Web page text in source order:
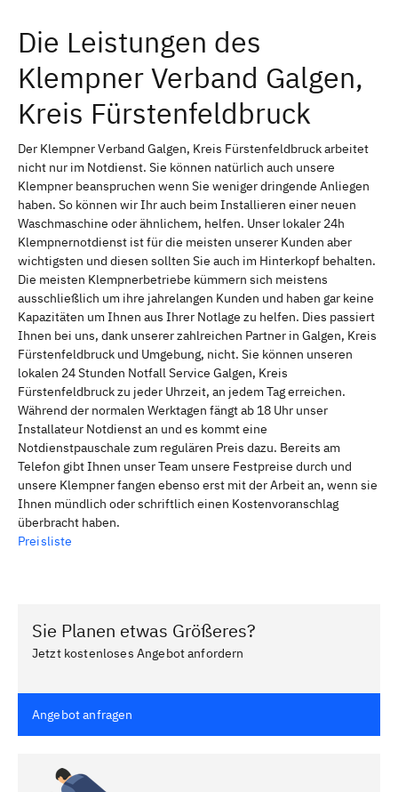
Die Leistungen des
Klempner Verband Galgen,
Kreis Fürstenfeldbruck
Der Klempner Verband Galgen, Kreis Fürstenfeldbruck arbeitet
nicht nur im Notdienst. Sie können natürlich auch unsere
Klempner beanspruchen wenn Sie weniger dringende Anliegen
haben. So können wir Ihr auch beim Installieren einer neuen
Waschmaschine oder ähnlichem, helfen. Unser lokaler 24h
Klempnernotdienst ist für die meisten unserer Kunden aber
wichtigsten und diesen sollten Sie auch im Hinterkopf behalten.
Die meisten Klempnerbetriebe kümmern sich meistens
ausschließlich um ihre jahrelangen Kunden und haben gar keine
Kapazitäten um Ihnen aus Ihrer Notlage zu helfen. Dies passiert
Ihnen bei uns, dank unserer zahlreichen Partner in Galgen, Kreis
Fürstenfeldbruck und Umgebung, nicht. Sie können unseren
lokalen 24 Stunden Notfall Service Galgen, Kreis
Fürstenfeldbruck zu jeder Uhrzeit, an jedem Tag erreichen.
Während der normalen Werktagen fängt ab 18 Uhr unser
Installateur Notdienst an und es kommt eine
Notdienstpauschale zum regulären Preis dazu. Bereits am
Telefon gibt Ihnen unser Team unsere Festpreise durch und
unsere Klempner fangen ebenso erst mit der Arbeit an, wenn sie
Ihnen mündlich oder schriftlich einen Kostenvoranschlag
überbracht haben.
Preisliste
Sie Planen etwas Größeres?
Jetzt kostenloses Angebot anfordern
Angebot anfragen